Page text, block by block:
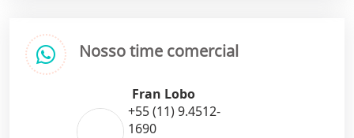
Nosso time comercial
Fran Lobo
+55 (11) 9.4512-
1690